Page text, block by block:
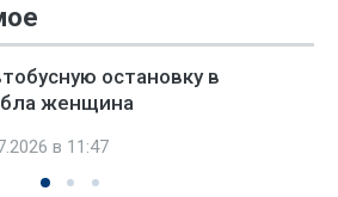
остановку в
женщина
в 11:47